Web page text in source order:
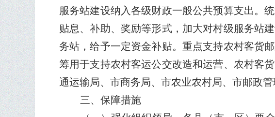
服务站建设纳入各级财政一般公共预算支出。
贴息、补助、奖励等形式，加大对村级服务站
务站，给予一定资金补贴。重点支持农村客货
筹用于支持农村客运公交改造和运营、农村客
通运输局、市商务局、市农业农村局、市邮政管
三、保障措施